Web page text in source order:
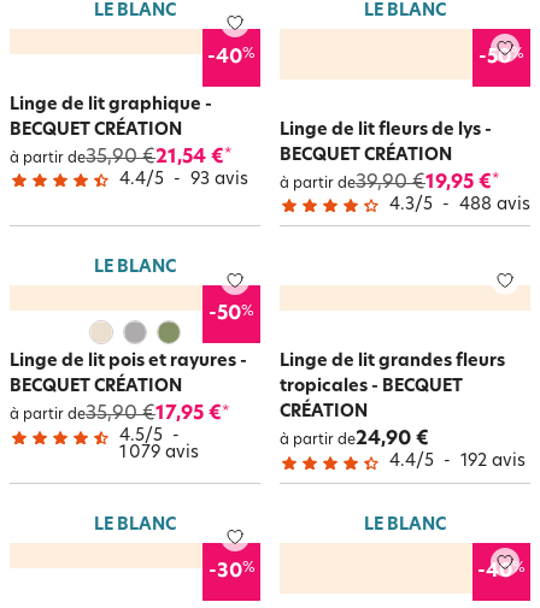
LE BLANC
-40%
Linge de lit graphique -
BECQUET CRÉATION
à partir de35,90 €21,54 €*
4.4/5 - 93 avis
LE BLANC
-50%
Linge de lit fleurs de lys -
BECQUET CRÉATION
à partir de39,90 €19,95 €*
4.3/5 - 488 avis
LE BLANC
-50%
Linge de lit pois et rayures -
BECQUET CRÉATION
à partir de35,90 €17,95 €*
4.5/5 -
1 079 avis
Linge de lit grandes fleurs
tropicales - BECQUET
CRÉATION
à partir de24,90 €
4.4/5 - 192 avis
LE BLANC
-30%
LE BLANC
-40%